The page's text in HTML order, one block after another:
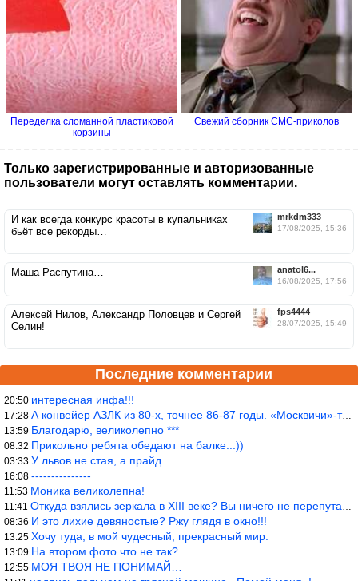
Переделка сломанной пластиковой
корзины
Свежий сборник СМС-приколов
Только зарегистрированные и авторизованные
пользователи могут оставлять комментарии.
mrkdm333
17/08/2025, 15:36
И как всегда конкурс красоты в купальниках
бьёт все рекорды…
anatol6...
16/08/2025, 17:56
Маша Распутина…
fps4444
28/07/2025, 15:49
Алексей Нилов, Александр Половцев и Сергей
Селин!
Последние комментарии
20:50 интересная инфа!!!
17:28 А конвейер АЗЛК из 80-х, точнее 86-87 годы. «Москвичи»-то из пер
13:59 Благодарю, великолепно ***
08:32 Прикольно ребята обедают на балке...))
03:33 У львов не стая, а прайд
16:08 ---------------
11:53 Моника великолепна!
11:41 Откуда взялись зеркала в XIII веке? Вы ничего не перепутали?
08:36 И это лихие девяностые? Ржу глядя в окно!!!
13:25 Хочу туда, в мой чудесный, прекрасный мир.
13:09 На втором фото что не так?
12:55 МОЯ ТВОЯ НЕ ПОНИМАЙ…